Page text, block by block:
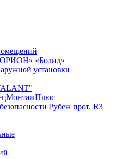
«Болид»
установки
Рубеж прот. R3